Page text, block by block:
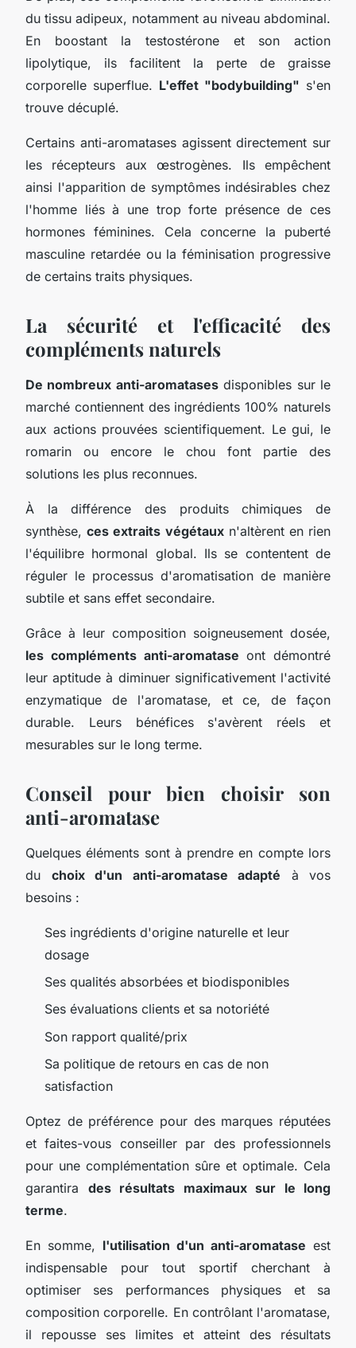
du tissu adipeux, notamment au niveau abdominal.
En boostant la testostérone et son action
lipolytique, ils facilitent la perte de graisse
corporelle superflue. L'effet "bodybuilding" s'en
trouve décuplé.
Certains anti-aromatases agissent directement sur
les récepteurs aux œstrogènes. Ils empêchent
ainsi l'apparition de symptômes indésirables chez
l'homme liés à une trop forte présence de ces
hormones féminines. Cela concerne la puberté
masculine retardée ou la féminisation progressive
de certains traits physiques.
La sécurité et l'efficacité des
compléments naturels
De nombreux anti-aromatasesdisponibles sur le
marché contiennent des ingrédients 100% naturels
aux actions prouvées scientifiquement. Le gui, le
romarin ou encore le chou font partie des
solutions les plus reconnues.
À la différence des produits chimiques de
synthèse,ces extraits végétauxn'altèrent en rien
l'équilibre hormonal global. Ils se contentent de
réguler le processus d'aromatisation de manière
subtile et sans effet secondaire.
Grâce à leur composition soigneusement dosée,
les compléments anti-aromatase ont démontré
leur aptitude à diminuer significativement l'activité
enzymatique de l'aromatase, et ce, de façon
durable. Leurs bénéfices s'avèrent réels et
mesurables sur le long terme.
Conseil pour bien choisir son
anti-aromatase
Quelques éléments sont à prendre en compte lors
du choix d'un anti-aromatase adapté à vos
besoins :
Ses ingrédients d'origine naturelle et leur
dosage
Ses qualités absorbées et biodisponibles
Ses évaluations clients et sa notoriété
Son rapport qualité/prix
Sa politique de retours en cas de non
satisfaction
Optez de préférence pour des marques réputées
et faites-vous conseiller par des professionnels
pour une complémentation sûre et optimale. Cela
garantira des résultats maximaux sur le long
terme.
En somme, l'utilisation d'un anti-aromatase est
indispensable pour tout sportif cherchant à
optimiser ses performances physiques et sa
composition corporelle. En contrôlant l'aromatase,
il repousse ses limites et atteint des résultats